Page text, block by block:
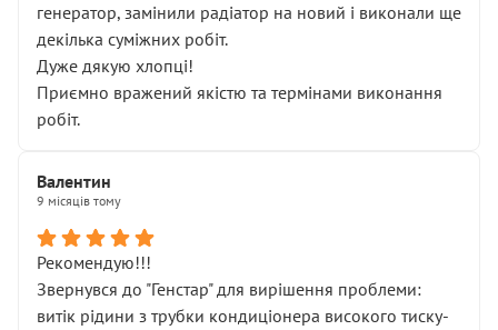
генератор, замінили радіатор на новий і виконали ще
декілька суміжних робіт.
Дуже дякую хлопці!
Приємно вражений якістю та термінами виконання
робіт.
Валентин
9 місяців тому
Рекомендую!!!
Звернувся до "Генстар" для вирішення проблеми:
витік рідини з трубки кондиціонера високого тиску-